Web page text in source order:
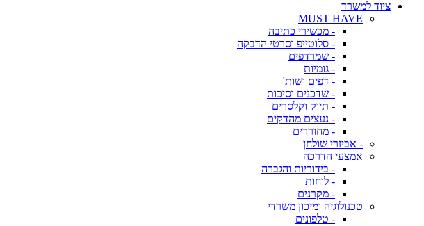
ציוד למשרד
MUST HAVE
- מכשירי כתיבה
- סלוטייפ וסרטי הדבקה
- שמרדפים
- גומיות
- דפים ושות'
- שדכנים וסיכות
- תיוק וקלסרים
- נעצים מהדקים
- מחוררים
- אביזרי שולחן
אמצעי הדרכה
- בידוריות והגברה
- לוחות
- מקרנים
טכנולוגיה ומיכון משרדי
- טלפונים